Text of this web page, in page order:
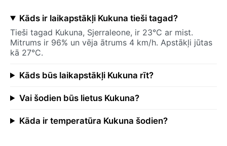
Kāds ir laikapstākļi Kukuna tieši tagad?
Tieši tagad Kukuna, Sjerraleone, ir 23°C ar mist.
Mitrums ir 96% un vēja ātrums 4 km/h. Apstākļi jūtas
kā 27°C.
Kāds būs laikapstākļi Kukuna rīt?
Vai šodien būs lietus Kukuna?
Kāda ir temperatūra Kukuna šodien?